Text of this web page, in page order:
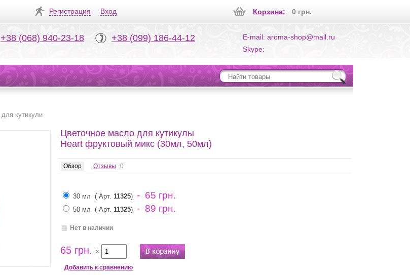
Регистрация Вход Корзина: 0 грн.
+38 (068) 940-23-18 +38 (099) 186-44-12
E-mail: aroma-shop@mail.ru
Skype:
для кутикули
Цветочное масло для кутикулы
Heart фруктовый микс (30мл, 50мл)
Обзор Отзывы 0
30 мл ( Арт. 11325) - 65 грн.
50 мл ( Арт. 11325) - 89 грн.
Нет в наличии
65 грн. ×
Добавить к сравнению